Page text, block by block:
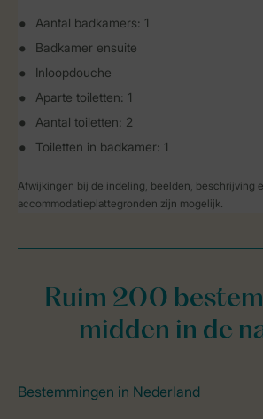
Aantal badkamers: 1
Badkamer ensuite
Inloopdouche
Aparte toiletten: 1
Aantal toiletten: 2
Toiletten in badkamer: 1
Afwijkingen bij de indeling, beelden, beschrijving
accommodatieplattegronden zijn mogelijk.
Ruim 200
midden in de
Bestemmingen in Nederland